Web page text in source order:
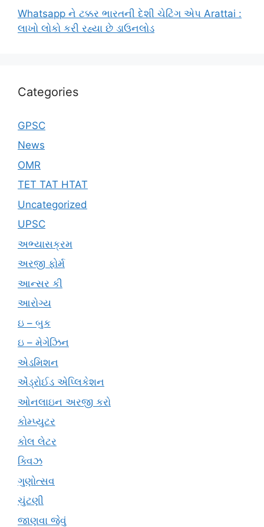
Whatsapp ને ટક્કર ભારતની દેશી ચેટિંગ એપ Arattai :
લાખો લોકો કરી રહ્યા છે ડાઉનલોડ
Categories
GPSC
News
OMR
TET TAT HTAT
Uncategorized
UPSC
અભ્યાસક્રમ
અરજી ફોર્મ
આન્સર કી
આરોગ્ય
ઇ – બુક
ઇ – મેગેઝિન
એડમિશન
એંડ્રોઈડ એપ્લિકેશન
ઓનલાઇન અરજી કરો
કોમ્પ્યુટર
કોલ લેટર
ક્વિઝ
ગુણોત્સવ
ચુંટણી
જાણવા જેવું